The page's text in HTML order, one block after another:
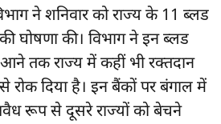
ने शनिवार को राज्य के 11 ब्लड
घोषणा की। विभाग ने इन ब्लड
तक राज्य में कहीं भी रक्तदान
रोक दिया है। इन बैंकों पर बंगाल में
रूप से दूसरे राज्यों को बेचने